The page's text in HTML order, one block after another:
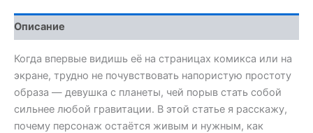
с
Планеты
Описание
Когда впервые видишь её на страницах комикса или на
экране, трудно не почувствовать напористую простоту
образа — девушка с планеты, чей порыв стать собой
сильнее любой гравитации. В этой статье я расскажу,
почему персонаж остаётся живым и нужным, как